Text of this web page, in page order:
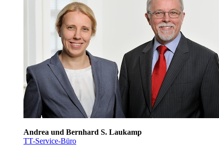
Andrea und Bernhard S. Laukamp
TT-Service-Büro